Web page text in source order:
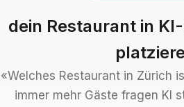
dein Restaurant in
«Welches Restaurant in Zürich
immer mehr Gäste fragen KI